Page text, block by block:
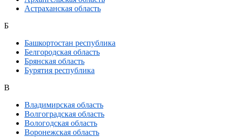
Астраханская область
Б
Башкортостан республика
Белгородская область
Брянская область
Бурятия республика
В
Владимирская область
Волгоградская область
Вологодская область
Воронежская область